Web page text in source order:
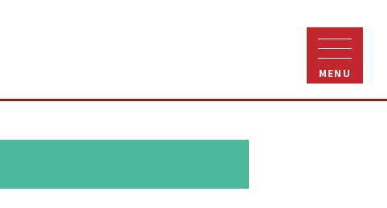
MENU